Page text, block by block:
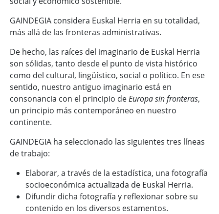
GAINDEGIA considera Euskal Herria en su totalidad,
más allá de las fronteras administrativas.
De hecho, las raíces del imaginario de Euskal Herria
son sólidas, tanto desde el punto de vista histórico
como del cultural, lingüístico, social o político. En ese
sentido, nuestro antiguo imaginario está en
consonancia con el principio deEuropa sin fronteras,
un principio más contemporáneo en nuestro
continente.
GAINDEGIA ha seleccionado las siguientes tres líneas
de trabajo:
Elaborar, a través de la estadística, una fotografía
socioeconómica actualizada de Euskal Herria.
Difundir dicha fotografía y reflexionar sobre su
contenido en los diversos estamentos.